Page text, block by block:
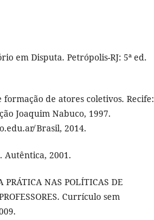
em Disputa. Petrópolis-RJ: 5ª ed.
formação de atores coletivos. Recife:
Joaquim Nabuco, 1997.
Brasil, 2014.
Autêntica, 2001.
PRÁTICA NAS POLÍTICAS DE
Currículo sem